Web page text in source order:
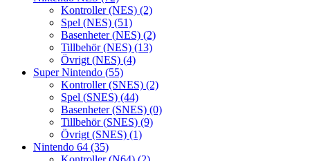
Kontroller (NES) (2)
Spel (NES) (51)
Basenheter (NES) (2)
Tillbehör (NES) (13)
Övrigt (NES) (4)
Super Nintendo (55)
Kontroller (SNES) (2)
Spel (SNES) (44)
Basenheter (SNES) (0)
Tillbehör (SNES) (9)
Övrigt (SNES) (1)
Nintendo 64 (35)